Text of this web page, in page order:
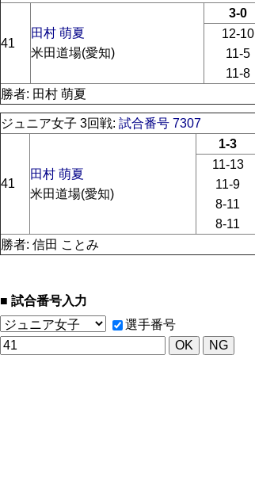
41
田村 萌夏
米田道場(愛知)
3-0
12-10
11-5
11-8
勝者: 田村 萌夏
ジュニア女子 3回戦: 試合番号 7307
41
田村 萌夏
米田道場(愛知)
1-3
11-13
11-9
8-11
8-11
勝者: 信田 ことみ
試合番号入力
選手番号